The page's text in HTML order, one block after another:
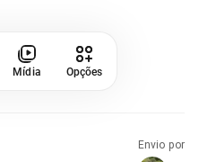
Mídia Opções
Envio por